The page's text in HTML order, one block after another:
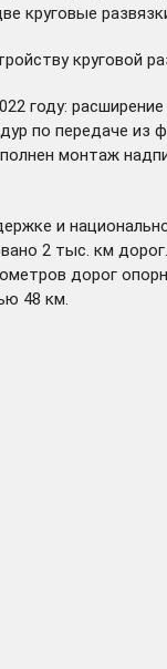
круговые
круговой
году:
по передаче из
монтаж
и
2 тыс. км
дорог
48 км.